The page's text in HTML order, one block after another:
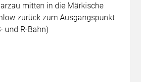
mitten in die Märkische
zurück zum Ausgangspunkt
und R-Bahn)